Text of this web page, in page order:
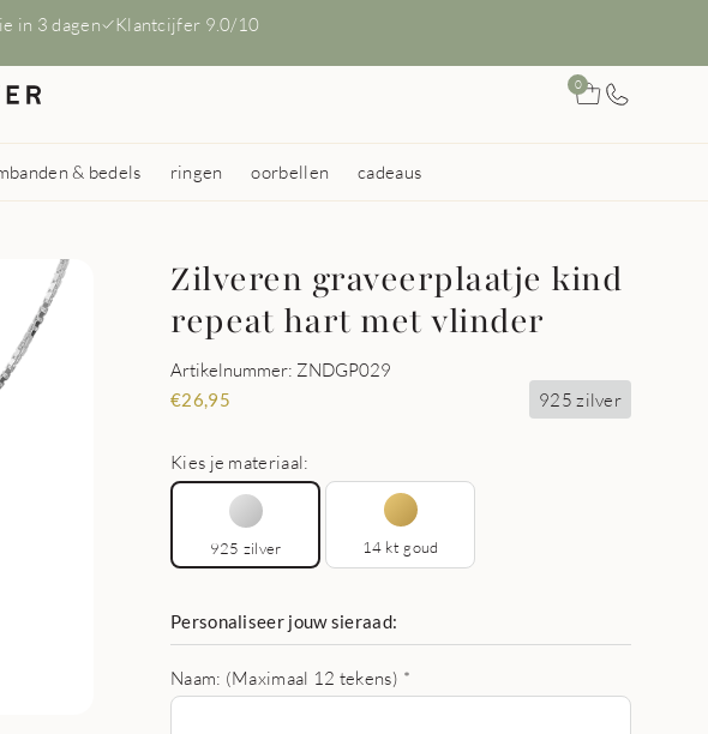
in 3 dagen Klantcijfer 9.0/10
0
& bedels ringen oorbellen cadeaus
Zilveren graveerplaatje kind
repeat hart met vlinder
Artikelnummer: ZNDGP029
€26,95 925 zilver
Kies je materiaal:
925 zilver 14 kt goud
Personaliseer jouw sieraad:
Naam: (Maximaal 12 tekens) *